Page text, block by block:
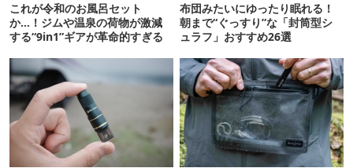
これが令和のお風呂セット
か…！ジムや温泉の荷物が激減
する“9in1”ギアが革命的すぎる
布団みたいにゆったり眠れる！
朝まで“ぐっすり”な「封筒型シ
ュラフ」おすすめ26選